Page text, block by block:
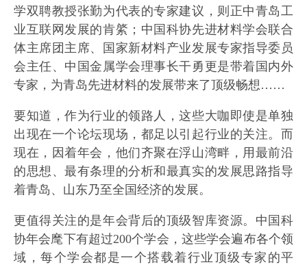
学双聘教授张勤为代表的专家建议，则正中青岛工
业互联网发展的肯綮；中国科协先进材料学会联合
体主席团主席、国家新材料产业发展专家指导委员
会主任、中国金属学会理事长干勇更是带着国内外
专家，为青岛先进材料的发展带来了顶级畅想……
要知道，作为行业的领路人，这些大咖即使是单独
出现在一个论坛现场，都足以引起行业的关注。而
现在，因着年会，他们齐聚在浮山湾畔，用最前沿
的思想、最有条理的分析和最真实的发展思路指导
着青岛、山东乃至全国经济的发展。
更值得关注的是年会背后的顶级智库资源。中国科
协年会麾下有超过200个学会，这些学会遍布各个领
域，每个学会都是一个搭载着行业顶级专家的平